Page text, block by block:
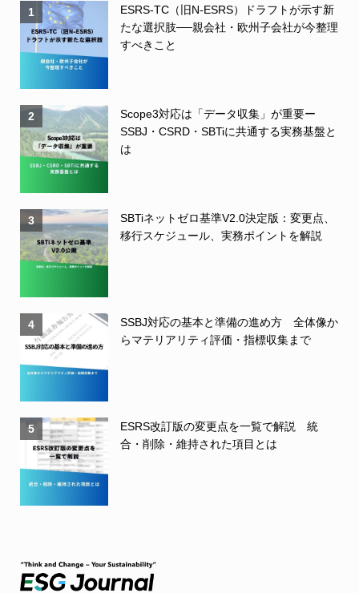
1
ESRS-TC（旧N-ESRS）ドラフトが示す新
たな選択肢──親会社・欧州子会社が今整理
すべきこと
2
Scope3対応は「データ収集」が重要ー
SSBJ・CSRD・SBTiに共通する実務基盤と
は
3
SBTiネットゼロ基準V2.0決定版：変更点、
移行スケジュール、実務ポイントを解説
4
SSBJ対応の基本と準備の進め方 全体像か
らマテリアリティ評価・指標収集まで
5
ESRS改訂版の変更点を一覧で解説 統
合・削除・維持された項目とは